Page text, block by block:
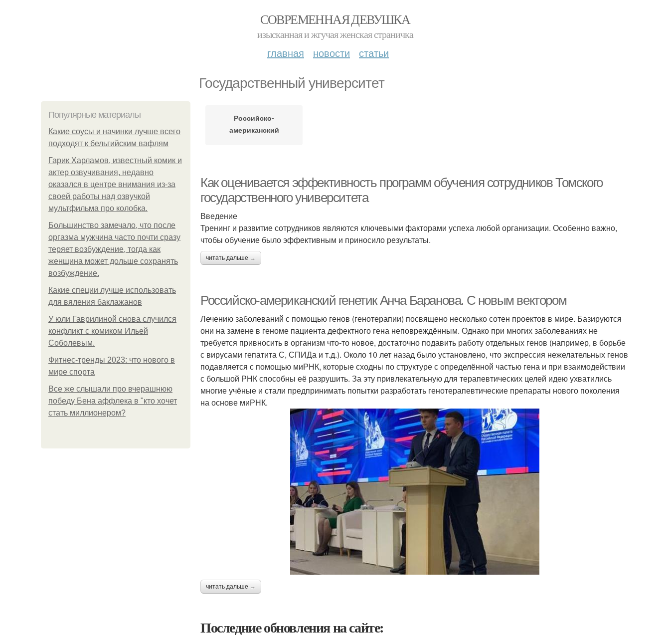
СОВРЕМЕННАЯ ДЕВУШКА
изысканная и жгучая женская страничка
главная новости статьи
Государственный университет
Популярные материалы
Какие соусы и начинки лучше всего
подходят к бельгийским вафлям
Гарик Харламов, известный комик и
актер озвучивания, недавно
оказался в центре внимания из-за
своей работы над озвучкой
мультфильма про колобка.
Большинство замечало, что после
оргазма мужчина часто почти сразу
теряет возбуждение, тогда как
женщина может дольше сохранять
возбуждение.
Какие специи лучше использовать
для вяления баклажанов
У юли Гаврилиной снова случился
конфликт с комиком Ильей
Соболевым.
Фитнес-тренды 2023: что нового в
мире спорта
Все же слышали про вчерашнюю
победу Бена аффлека в "кто хочет
стать миллионером?
Российско-
американский
Как оценивается эффективность программ обучения сотрудников Томского
государственного университета
Введение
Тренинг и развитие сотрудников являются ключевыми факторами успеха любой организации. Особенно важно,
чтобы обучение было эффективным и приносило результаты.
читать дальше →
Российско-американский генетик Анча Баранова. С новым вектором
Лечению заболеваний с помощью генов (генотерапии) посвящено несколько сотен проектов в мире. Базируются
они на замене в геноме пациента дефектного гена неповреждённым. Однако при многих заболеваниях не
требуется привносить в организм что-то новое, достаточно подавить работу отдельных генов (например, в борьбе
с вирусами гепатита С, СПИДа и т.д.). Около 10 лет назад было установлено, что экспрессия нежелательных генов
подавляется с помощью миРНК, которые сходны по структуре с определённой частью гена и при взаимодействии
с большой РНК способны её разрушить. За эту привлекательную для терапевтических целей идею ухватились
многие учёные и стали предпринимать попытки разработать генотерапевтические препараты нового поколения
на основе миРНК.
читать дальше →
Последние обновления на сайте: